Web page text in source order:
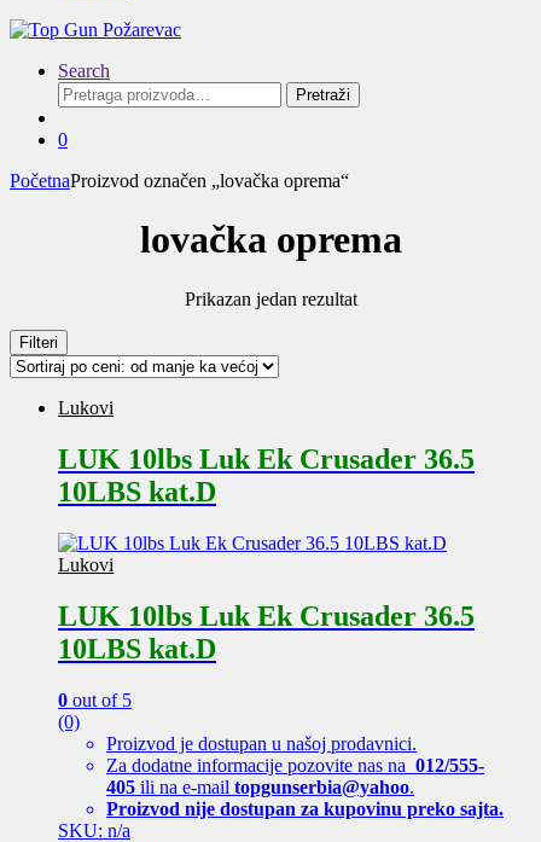
Search
Pretraga
za:
Pretraži
0
PočetnaProizvod označen „lovačka oprema“
lovačka oprema
Prikazan jedan rezultat
Filteri
Lukovi
LUK 10lbs Luk Ek Crusader 36.5
10LBS kat.D
Lukovi
LUK 10lbs Luk Ek Crusader 36.5
10LBS kat.D
0 out of 5
(0)
Proizvod je dostupan u našoj prodavnici.
Za dodatne informacije pozovite nas na 012/555-
405 ili na e-mail topgunserbia@yahoo.
Proizvod nije dostupan za kupovinu preko sajta.
SKU: n/a